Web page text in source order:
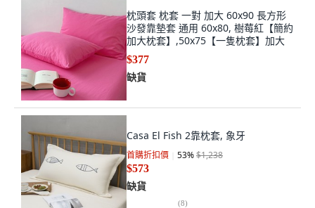
枕頭套 枕套 一對 加大 60x90 長方形
沙發靠墊套 通用 60x80, 樹莓紅【簡約
加大枕套】,50x75【一隻枕套】加大
$377
缺貨
Casa El Fish 2靠枕套, 象牙
首購折扣價 53%$1,238
$573
缺貨
(8)